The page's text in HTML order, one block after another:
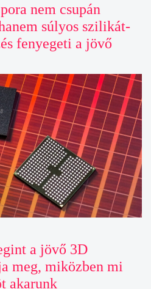
nem csupán
súlyos szilikát-
fenyegeti a jövő
a jövő 3D
meg, miközben mi
akarunk